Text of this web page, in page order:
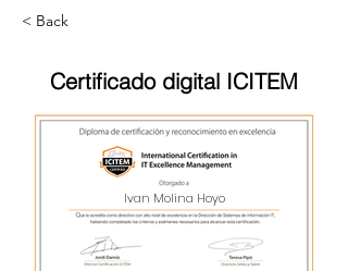
< Back
Certificado digital ICITEM
Ivan Molina Hoyo